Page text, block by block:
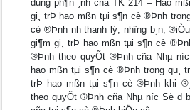
dung ph¶n ¸nh cña TK 214 – Hao
gi¸ trÞ hao mßn tµi s¶n cè ®Þnh
cè ®Þnh nh­ thanh lý, nh­îng b¸n,
gi¶m gi¸ trÞ hao mßn tµi s¶n cè
®Þnh theo quyÕt ®Þnh cña Nhµ n­íc
hao mßn tµi s¶n cè ®Þnh trong qu¸
trÞ hao mßn tµi s¶n cè ®Þnh khi
theo quyÕt ®Þnh cña Nhµ n­íc Sè d­